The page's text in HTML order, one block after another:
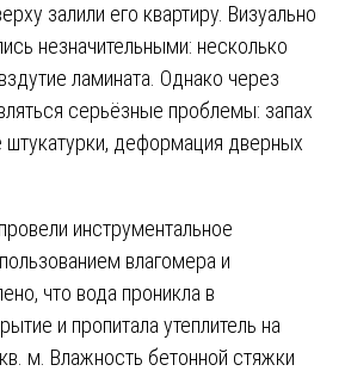
залили его квартиру. Визуально
незначительными: несколько
ламината. Однако через
серьёзные проблемы: запах
штукатурки, деформация дверных
инструментальное
влагомера и
что вода проникла в
и пропитала утеплитель на
м. Влажность бетонной стяжки